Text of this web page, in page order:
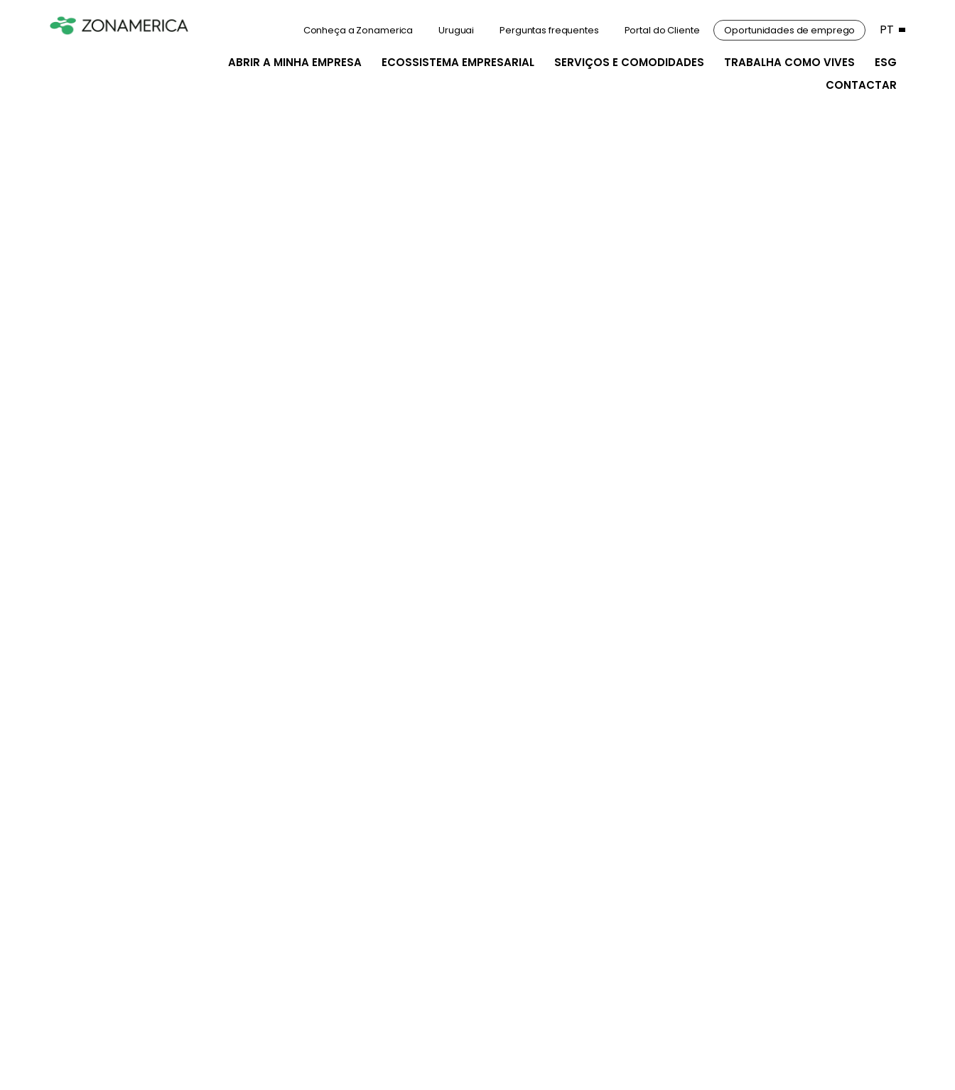
ABRIR A MINHA EMPRESA ECOSSISTEMA EMPRESARIAL SERVIÇOS E COMODIDADES TRABALHA COMO VIVES
ESG
CONTACTAR
Conheça a Zonamerica Uruguai Perguntas frequentes Portal do Cliente Oportunidades de emprego PT